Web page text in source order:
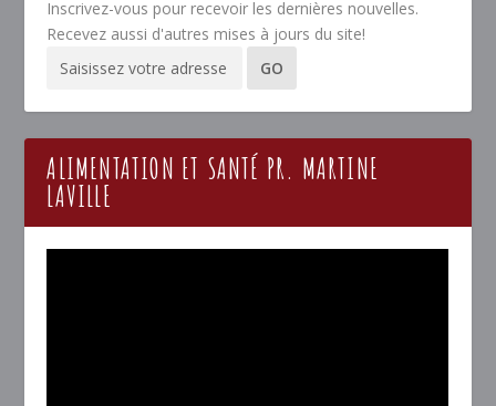
Inscrivez-vous pour recevoir les dernières nouvelles.
Recevez aussi d'autres mises à jours du site!
ALIMENTATION ET SANTÉ PR. MARTINE
LAVILLE